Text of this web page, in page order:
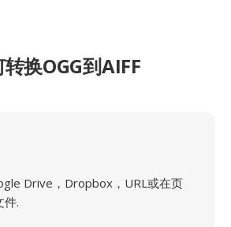
换OGG到AIFF
Drive，Dropbox，URL或在页
件.